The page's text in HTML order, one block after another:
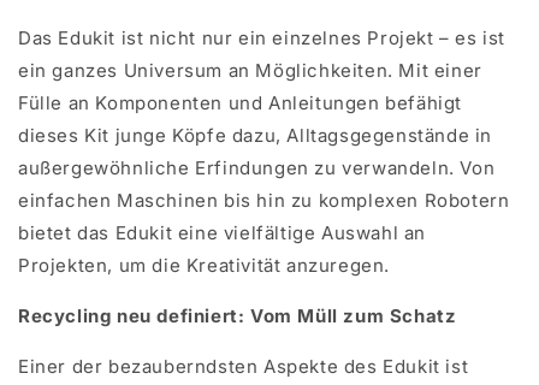
Das Edukit ist nicht nur ein einzelnes Projekt – es ist
ein ganzes Universum an Möglichkeiten. Mit einer
Fülle an Komponenten und Anleitungen befähigt
dieses Kit junge Köpfe dazu, Alltagsgegenstände in
außergewöhnliche Erfindungen zu verwandeln. Von
einfachen Maschinen bis hin zu komplexen Robotern
bietet das Edukit eine vielfältige Auswahl an
Projekten, um die Kreativität anzuregen.
Recycling neu definiert: Vom Müll zum Schatz
Einer der bezauberndsten Aspekte des Edukit ist